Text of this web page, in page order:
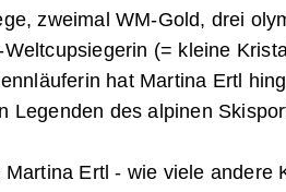
zweimal WM-Gold, drei
(= kleine
hat Martina Ertl
Legenden des alpinen
Ertl - wie viele andere